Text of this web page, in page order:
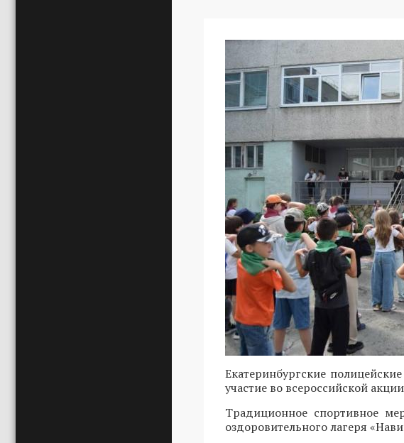
Екатеринбургские
участие во всероссийской
Традиционное спортивное
оздоровительного лагеря